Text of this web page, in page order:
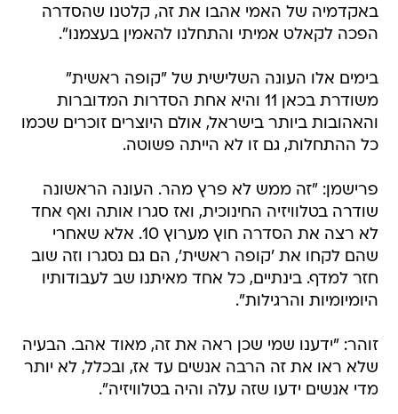
באקדמיה של האמי אהבו את זה, קלטנו שהסדרה
הפכה לקאלט אמיתי והתחלנו להאמין בעצמנו".
בימים אלו העונה השלישית של "קופה ראשית"
משודרת בכאן 11 והיא אחת הסדרות המדוברות
והאהובות ביותר בישראל, אולם היוצרים זוכרים שכמו
כל ההתחלות, גם זו לא הייתה פשוטה.
פרישמן: "זה ממש לא פרץ מהר. העונה הראשונה
שודרה בטלוויזיה החינוכית, ואז סגרו אותה ואף אחד
לא רצה את הסדרה חוץ מערוץ 10. אלא שאחרי
שהם לקחו את 'קופה ראשית', הם גם נסגרו וזה שוב
חזר למדף. בינתיים, כל אחד מאיתנו שב לעבודותיו
היומיומיות והרגילות".
זוהר: "ידענו שמי שכן ראה את זה, מאוד אהב. הבעיה
שלא ראו את זה הרבה אנשים עד אז, ובכלל, לא יותר
מדי אנשים ידעו שזה עלה והיה בטלוויזיה".